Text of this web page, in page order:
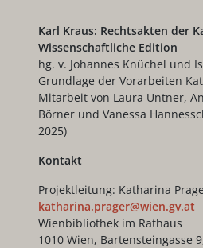
Karl Kraus: Rechtsakten der
Wissenschaftliche Edition
hg. v. Johannes Knüchel und
Grundlage der Vorarbeiten
Mitarbeit von Laura Untner,
Börner und Vanessa
2025)
Kontakt
Projektleitung: Katharina
katharina.prager@wien.gv.at
Wienbibliothek im Rathaus
1010 Wien, Bartensteingasse